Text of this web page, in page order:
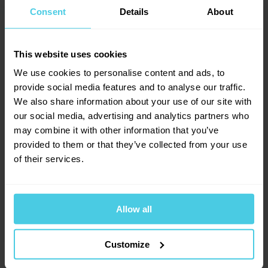
Consent Details About
This website uses cookies
We use cookies to personalise content and ads, to
provide social media features and to analyse our traffic.
We also share information about your use of our site with
our social media, advertising and analytics partners who
may combine it with other information that you’ve
provided to them or that they’ve collected from your use
of their services.
Allow all
Customize
Uvnitř mlýnku se skrývá vysoce kvalitní frézovaný
strojek s mlecími kameny z kalené oceli a
vám kávomlýnek Lodos Buclák poslouží určitě
dlouhá léta.
Ruční mlýnek na kávu Lodos Buclák
v kostce:
Kvalitní český porcelán z Dubí
Výrobek tradiční české firmy
Vlastnosti mlýnku
Retro
5
2 hodnocení
2x
0x
0x
0x
0x
19. 5. 2025
MARIE
12. 8. 2023
JEMNÉ MLETÍ
PROSÍM, JAK NASTAVÍM UMLETÍ ZRN NA JEMNÉ. JE POŘÁD
14. 8. 2023
Dobrý den, k nastavení pro jemné namletí je
📧Provoňte si e-mailovou
schránku kávou
Aromagazín vám pošleme jen, když bude o
čem psát.
Slibujeme na naše kafe.
Přihlásit se